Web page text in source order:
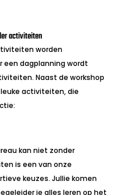
activiteiten
worden
een dagplanning wordt
Naast de workshop
activiteiten, die
kan niet zonder
is een van onze
keuzes. Jullie komen
je alles leren op het